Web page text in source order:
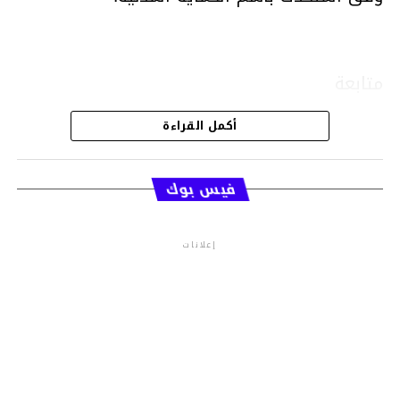
قسم الاخبار
أكمل القراءة
فيس بوك
إعلانات